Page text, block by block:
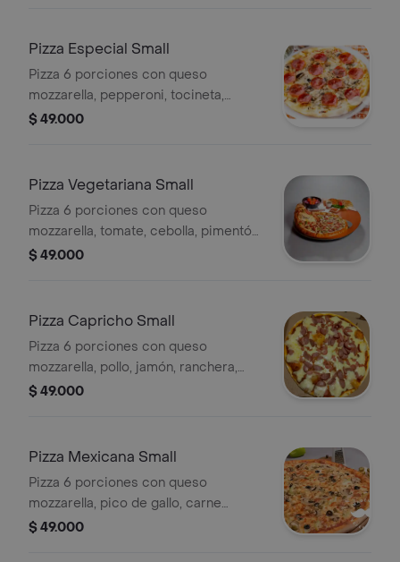
Pizza Especial Small
Pizza 6 porciones con queso
mozzarella, pepperoni, tocineta,
champiñón, espinaca, parmesano y
$ 49.000
Pizza Vegetariana Small
Pizza 6 porciones con queso
mozzarella, tomate, cebolla, pimentón,
maíz, champiñón, aceitunas negras y
$ 49.000
Pizza Capricho Small
Pizza 6 porciones con queso
mozzarella, pollo, jamón, ranchera,
cebolla caramelizada y salsa de la
$ 49.000
Pizza Mexicana Small
Pizza 6 porciones con queso
mozzarella, pico de gallo, carne
molida, tacos de queso picante y
$ 49.000